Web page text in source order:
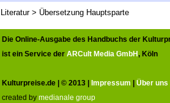
Literatur > Übersetzung Hauptsparte
Die Online-Ausgabe des Handbuchs der
ist ein Service der ARCult Media GmbH, Köln
Kulturpreise.de | © 2013 | Impressum Über uns
created by medianale group